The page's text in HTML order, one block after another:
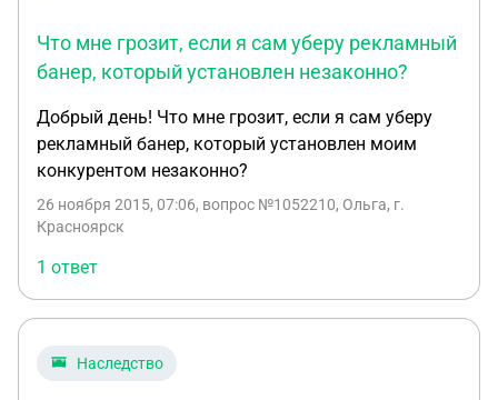
Что мне грозит, если я сам уберу рекламный
банер, который установлен незаконно?
Добрый день! Что мне грозит, если я сам уберу
рекламный банер, который установлен моим
конкурентом незаконно?
26 ноября 2015, 07:06, вопрос №1052210, Ольга, г.
Красноярск
1 ответ
Наследство